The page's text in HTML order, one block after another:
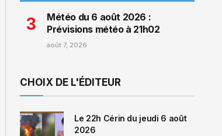
Météo du 6 août 2026 :
Prévisions météo à 21h02
août 7, 2026
CHOIX DE L'ÉDITEUR
Le 22h Cérin du jeudi 6 août
2026